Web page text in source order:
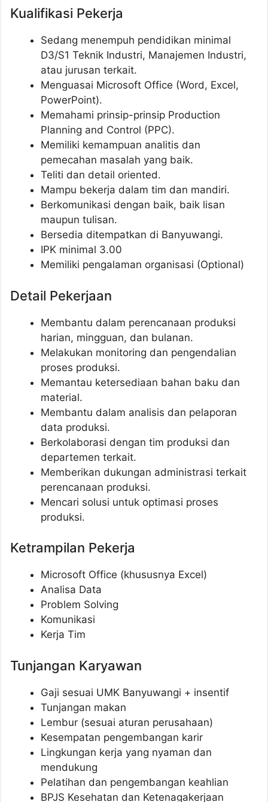
Kualifikasi Pekerja
Sedang menempuh pendidikan minimal
D3/S1 Teknik Industri, Manajemen Industri,
atau jurusan terkait.
Menguasai Microsoft Office (Word, Excel,
PowerPoint).
Memahami prinsip-prinsip Production
Planning and Control (PPC).
Memiliki kemampuan analitis dan
pemecahan masalah yang baik.
Teliti dan detail oriented.
Mampu bekerja dalam tim dan mandiri.
Berkomunikasi dengan baik, baik lisan
maupun tulisan.
Bersedia ditempatkan di Banyuwangi.
IPK minimal 3.00
Memiliki pengalaman organisasi (Optional)
Detail Pekerjaan
Membantu dalam perencanaan produksi
harian, mingguan, dan bulanan.
Melakukan monitoring dan pengendalian
proses produksi.
Memantau ketersediaan bahan baku dan
material.
Membantu dalam analisis dan pelaporan
data produksi.
Berkolaborasi dengan tim produksi dan
departemen terkait.
Memberikan dukungan administrasi terkait
perencanaan produksi.
Mencari solusi untuk optimasi proses
produksi.
Ketrampilan Pekerja
Microsoft Office (khususnya Excel)
Analisa Data
Problem Solving
Komunikasi
Kerja Tim
Tunjangan Karyawan
Gaji sesuai UMK Banyuwangi + insentif
Tunjangan makan
Lembur (sesuai aturan perusahaan)
Kesempatan pengembangan karir
Lingkungan kerja yang nyaman dan
mendukung
Pelatihan dan pengembangan keahlian
BPJS Kesehatan dan Ketenagakerjaan